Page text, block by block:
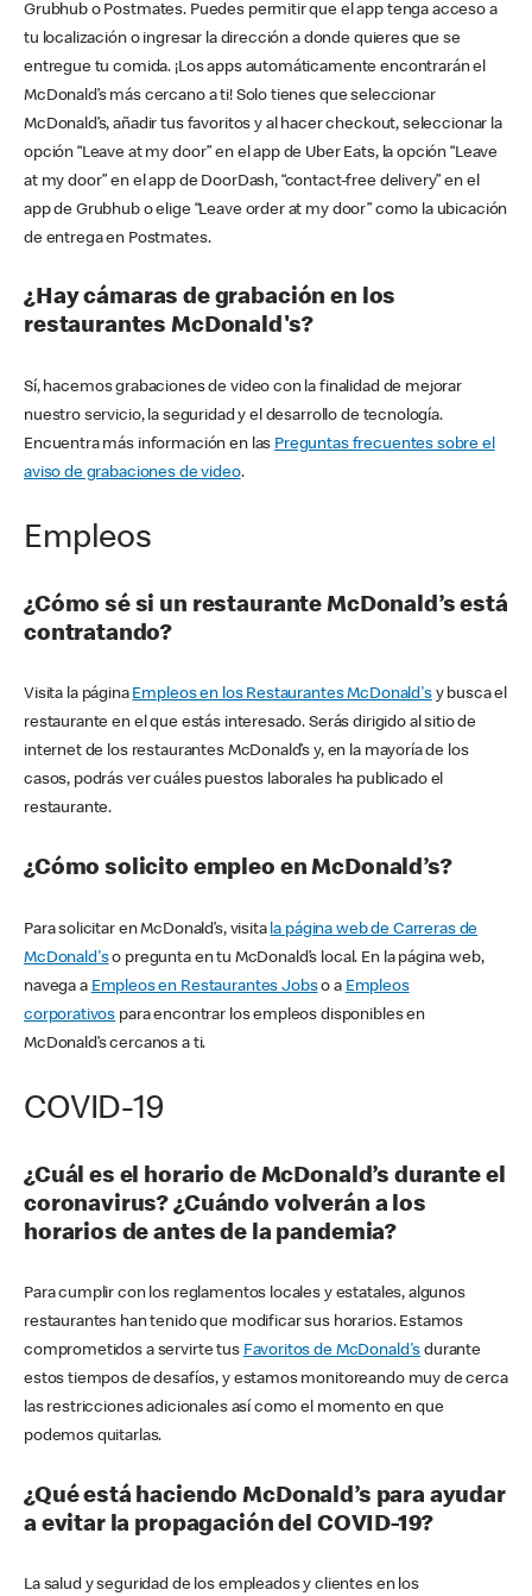
Grubhub o Postmates. Puedes permitir que el app tenga acceso a
tu localización o ingresar la dirección a donde quieres que se
entregue tu comida. ¡Los apps automáticamente encontrarán el
McDonald’s más cercano a ti! Solo tienes que seleccionar
McDonald’s, añadir tus favoritos y al hacer checkout, seleccionar la
opción “Leave at my door” en el app de Uber Eats, la opción “Leave
at my door” en el app de DoorDash, “contact-free delivery” en el
app de Grubhub o elige “Leave order at my door” como la ubicación
de entrega en Postmates.
¿Hay cámaras de grabación en los
restaurantes McDonald's?
Sí, hacemos grabaciones de video con la finalidad de mejorar
nuestro servicio, la seguridad y el desarrollo de tecnología.
Encuentra más información en las Preguntas frecuentes sobre el
aviso de grabaciones de video.
Empleos
¿Cómo sé si un restaurante McDonald’s está
contratando?
Visita la página Empleos en los Restaurantes McDonald'sy busca el
restaurante en el que estás interesado. Serás dirigido al sitio de
internet de los restaurantes McDonald’s y, en la mayoría de los
casos, podrás ver cuáles puestos laborales ha publicado el
restaurante.
¿Cómo solicito empleo en McDonald’s?
Para solicitar en McDonald’s, visita la página web de Carreras de
McDonald'so pregunta en tu McDonald’s local. En la página web,
navega a Empleos en Restaurantes Jobso a Empleos
corporativos para encontrar los empleos disponibles en
McDonald’s cercanos a ti.
COVID-19
¿Cuál es el horario de McDonald’s durante el
coronavirus? ¿Cuándo volverán a los
horarios de antes de la pandemia?
Para cumplir con los reglamentos locales y estatales, algunos
restaurantes han tenido que modificar sus horarios. Estamos
comprometidos a servirte tus Favoritos de McDonald's durante
estos tiempos de desafíos, y estamos monitoreando muy de cerca
las restricciones adicionales así como el momento en que
podemos quitarlas.
¿Qué está haciendo McDonald’s para ayudar
a evitar la propagación del COVID-19?
La salud y seguridad de los empleados y clientes en los